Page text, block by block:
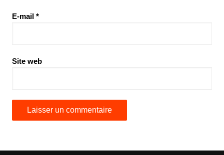
E-mail *
Site web